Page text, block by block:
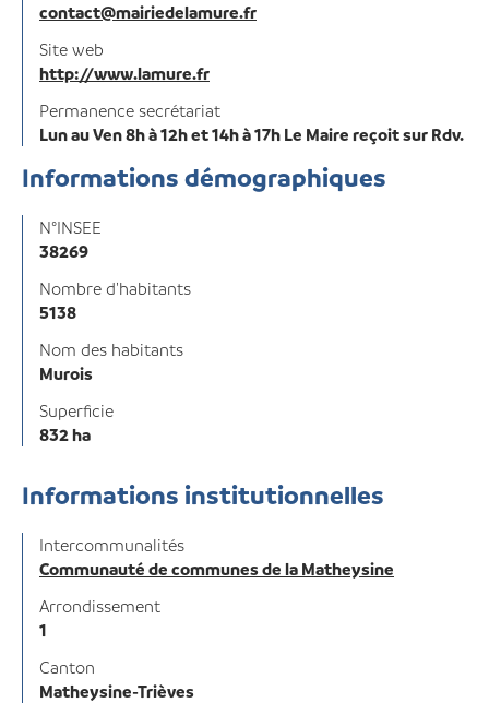
contact@mairiedelamure.fr
Site web
http://www.lamure.fr
Permanence secrétariat
Lun au Ven 8h à 12h et 14h à 17h Le Maire reçoit sur Rdv.
Informations démographiques
N°INSEE
38269
Nombre d'habitants
5138
Nom des habitants
Murois
Superficie
832 ha
Informations institutionnelles
Intercommunalités
Communauté de communes de la Matheysine
Arrondissement
1
Canton
Matheysine-Trièves